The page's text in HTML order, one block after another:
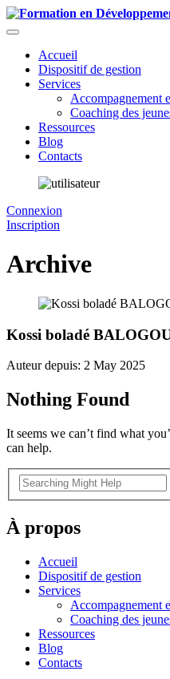
Accueil
Dispositif de gestion
Services
Accompagnement
Coaching des
Ressources
Blog
Contacts
Connexion
Inscription
Archive
Kossi boladé
Auteur depuis: 2 May 2025
Nothing Found
It seems we can’t find what
can help.
À propos
Accueil
Dispositif de gestion
Services
Accompagnement
Coaching des
Ressources
Blog
Contacts